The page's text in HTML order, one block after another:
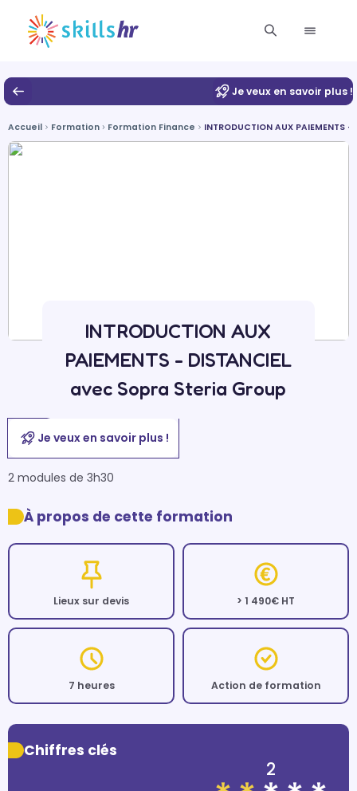
Je veux en savoir plus !
Accueil Formation Formation Finance INTRODUCTION AUX PAIEMENTS -
INTRODUCTION AUX
PAIEMENTS - DISTANCIEL
avec Sopra Steria Group
Je veux en savoir plus !
2 modules de 3h30
À propos de cette formation
Lieux sur devis > 1 490€ HT
7 heures Action de formation
Chiffres clés
2